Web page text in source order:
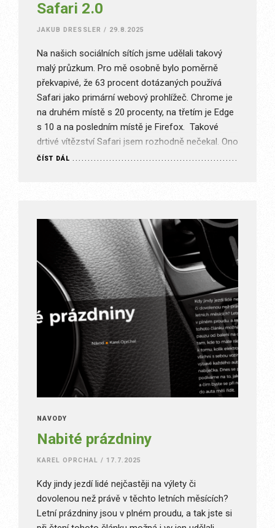
Safari 2.0
JAKUB DRESSLER / 29.8.2025
Na našich sociálních sítích jsme udělali takový
malý průzkum. Pro mě osobně bylo poměrně
překvapivé, že 63 procent dotázaných používá
Safari jako primární webový prohlížeč. Chrome je
na druhém místě s 20 procenty, na třetím je Edge
s 10 a na posledním místě je Firefox. Takové
drtivé vítězství Safari jsem rozhodně nečekal. Ono
to totiž…
ČÍST DÁL
NÁVODY
Nabité prázdniny
KAREL OPRCHAL / 17.7.2025
Kdy jindy jezdí lidé nejčastěji na výlety či
dovolenou než právě v těchto letních měsících?
Letní prázdniny jsou v plném proudu, a tak jste si